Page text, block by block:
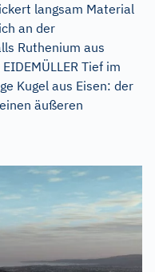
langsam Material
an der
Ruthenium aus
Tief im
Kugel aus Eisen: der
äußeren